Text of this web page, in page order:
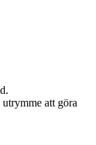
att göra